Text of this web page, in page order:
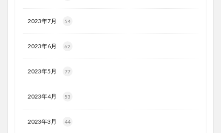
2023年7月 54
2023年6月 62
2023年5月 77
2023年4月 53
2023年3月 44